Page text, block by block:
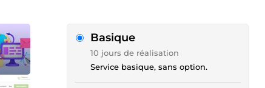
Basique
10 jours de réalisation
Service basique, sans option.